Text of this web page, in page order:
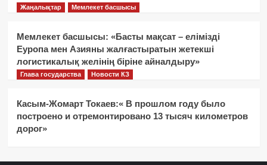
Жаңалықтар Мемлекет басшысы
Мемлекет басшысы: «Басты мақсат – елімізді
Еуропа мен Азияны жалғастыратын жетекші
логистикалық желінің біріне айналдыру»
Глава государства Новости КЗ
Касым-Жомарт Токаев:« В прошлом году было
построено и отремонтировано 13 тысяч километров
дорог»